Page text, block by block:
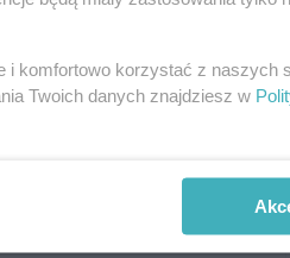
i komfortowo korzystać z naszych
Twoich danych znajdziesz w